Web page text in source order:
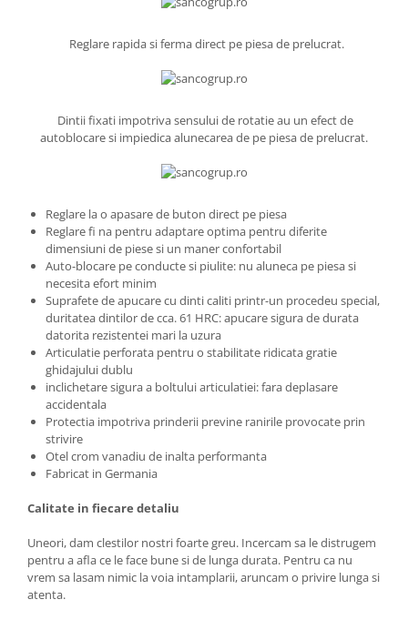
Reglare rapida si ferma direct pe piesa de prelucrat.
Dintii fixati impotriva sensului de rotatie au un efect de
autoblocare si impiedica alunecarea de pe piesa de prelucrat.
Reglare la o apasare de buton direct pe piesa
Reglare fi na pentru adaptare optima pentru diferite
dimensiuni de piese si un maner confortabil
Auto-blocare pe conducte si piulite: nu aluneca pe piesa si
necesita efort minim
Suprafete de apucare cu dinti caliti printr-un procedeu special,
duritatea dintilor de cca. 61 HRC: apucare sigura de durata
datorita rezistentei mari la uzura
Articulatie perforata pentru o stabilitate ridicata gratie
ghidajului dublu
inclichetare sigura a boltului articulatiei: fara deplasare
accidentala
Protectia impotriva prinderii previne ranirile provocate prin
strivire
Otel crom vanadiu de inalta performanta
Fabricat in Germania
Calitate in fiecare detaliu
Uneori, dam clestilor nostri foarte greu. Incercam sa le distrugem
pentru a afla ce le face bune si de lunga durata. Pentru ca nu
vrem sa lasam nimic la voia intamplarii, aruncam o privire lunga si
atenta.